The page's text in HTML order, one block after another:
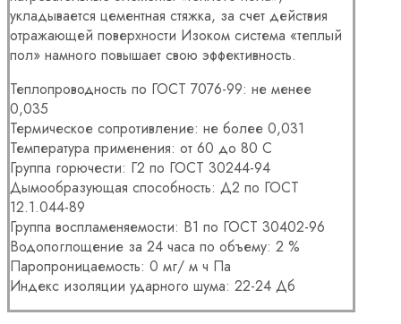
укладывается цементная стяжка, за счет действия
отражающей поверхности Изоком система «теплый
пол» намного повышает свою эффективность.
Теплопроводность по ГОСТ 7076-99: не менее
0,035
Термическое сопротивление: не более 0,031
Температура применения: от 60 до 80 С
Группа горючести: Г2 по ГОСТ 30244-94
Дымообразующая способность: Д2 по ГОСТ
12.1.044-89
Группа воспламеняемости: В1 по ГОСТ 30402-96
Водопоглощение за 24 часа по объему: 2 %
Паропроницаемость: 0 мг/ м ч Па
Индекс изоляции ударного шума: 22-24 Дб